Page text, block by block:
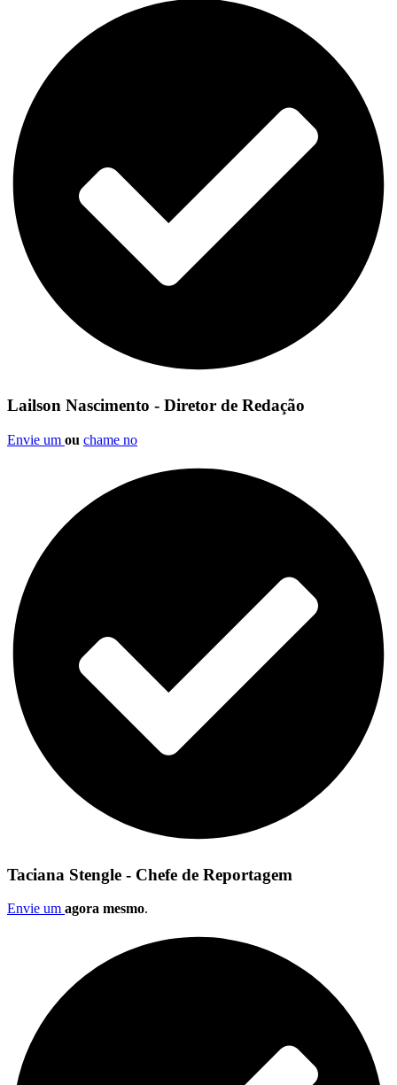
Lailson Nascimento - Diretor de Redação
Envie um ou chame no
Taciana Stengle - Chefe de Reportagem
Envie um agora mesmo.